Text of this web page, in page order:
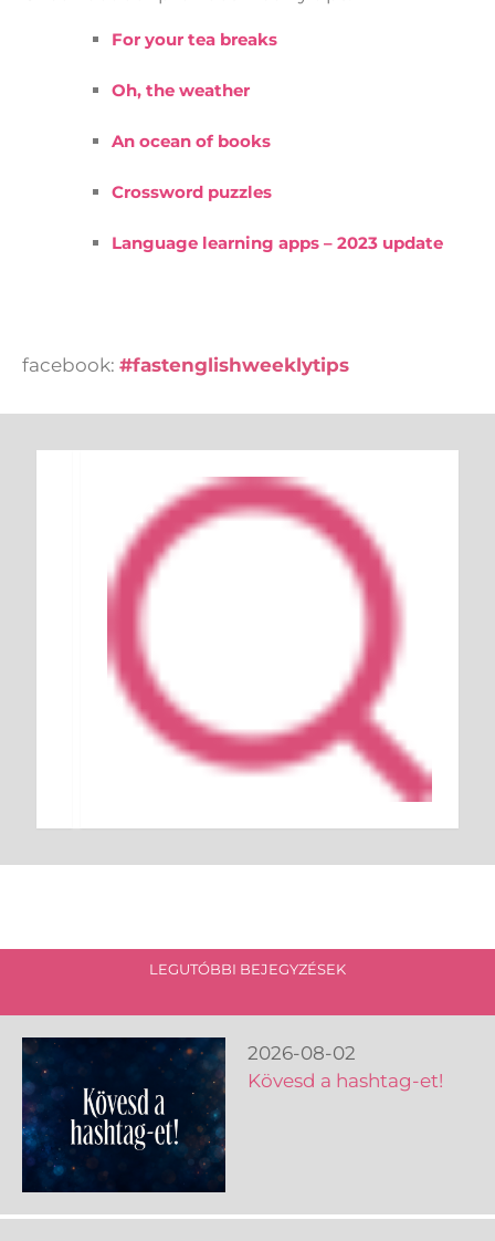
For your tea breaks
Oh, the weather
An ocean of books
Crossword puzzles
Language learning apps – 2023 update
facebook: #fastenglishweeklytips
LEGUTÓBBI BEJEGYZÉSEK
2026-08-02
Kövesd a hashtag-et!